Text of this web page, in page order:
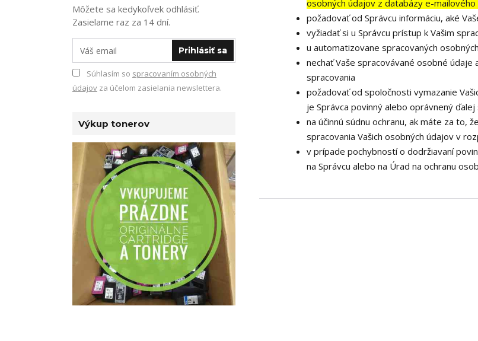
Môžete sa kedykoľvek odhlásiť.
Zasielame raz za 14 dní.
Prihlásiť sa
Súhlasím so spracovaním osobných
údajov za účelom zasielania newslettera.
Výkup tonerov
osobných údajov z databázy e-
požadovať od Správcu informáciu, aké
vyžiadať si u Správcu prístup k Vašim
u automatizovane spracovaných
nechať Vaše spracovávané osobné
spracovania
požadovať od spoločnosti vymazanie
je Správca povinný alebo oprávnený
na účinnú súdnu ochranu, ak máte za to,
spracovania Vašich osobných údajov v
v prípade pochybností o dodržiavaní
na Správcu alebo na Úrad na ochranu